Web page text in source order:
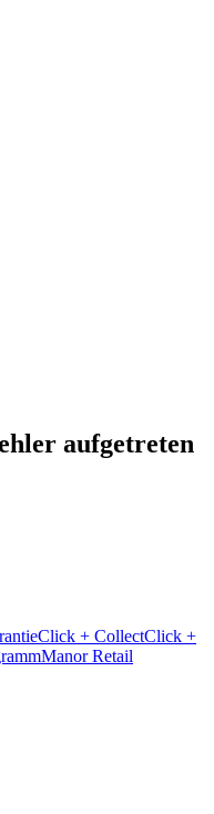
aufgetreten
Click + CollectClick +
Manor Retail